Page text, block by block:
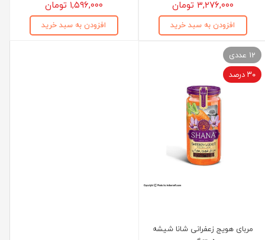
۳,۲۷۶,۰۰۰ تومان
افزودن به سبد خرید
۱,۵۹۶,۰۰۰ تومان
افزودن به سبد خرید
مربای هویج زعفرانی شانا شیشه
12 عددی
۳۰ درصد